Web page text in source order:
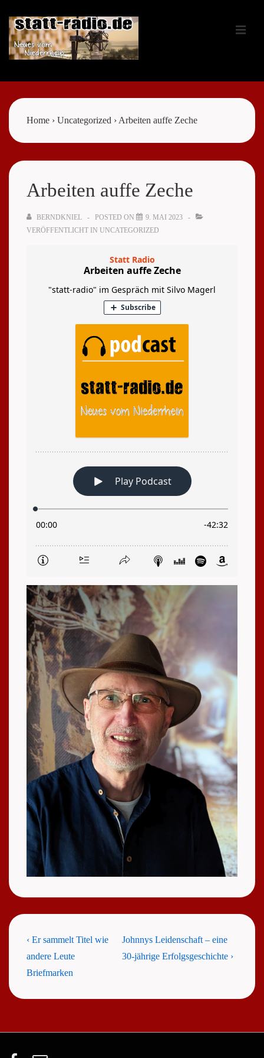
Zum
Inhalt
Navigation
Home › Uncategorized › Arbeiten auffe Zeche
Arbeiten auffe Zeche
BERNDKNIEL POSTED ON
9. MAI 2023
VERÖFFENTLICHT IN UNCATEGORIZED
Beitragsnavigation
Previous
Post
is
‹ Er sammelt Titel wie
andere Leute
Briefmarken
Next
Post
Johnnys Leidenschaft – eine
30-jährige Erfolgsgeschichte ›